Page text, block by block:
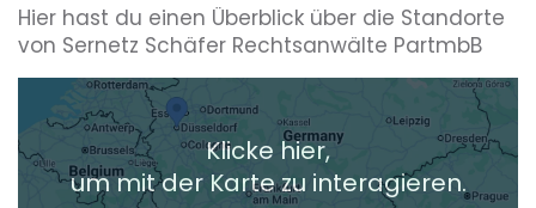
Hier hast du einen Überblick über die Standorte
von Sernetz Schäfer Rechtsanwälte PartmbB
Klicke hier,
um mit der Karte zu interagieren.